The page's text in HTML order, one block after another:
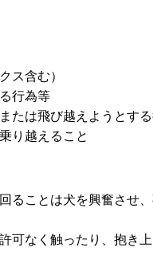
ス含む）
行為等
たは飛び越えようとす
り越えること
ることは犬を興奮させ
可なく触ったり、抱き